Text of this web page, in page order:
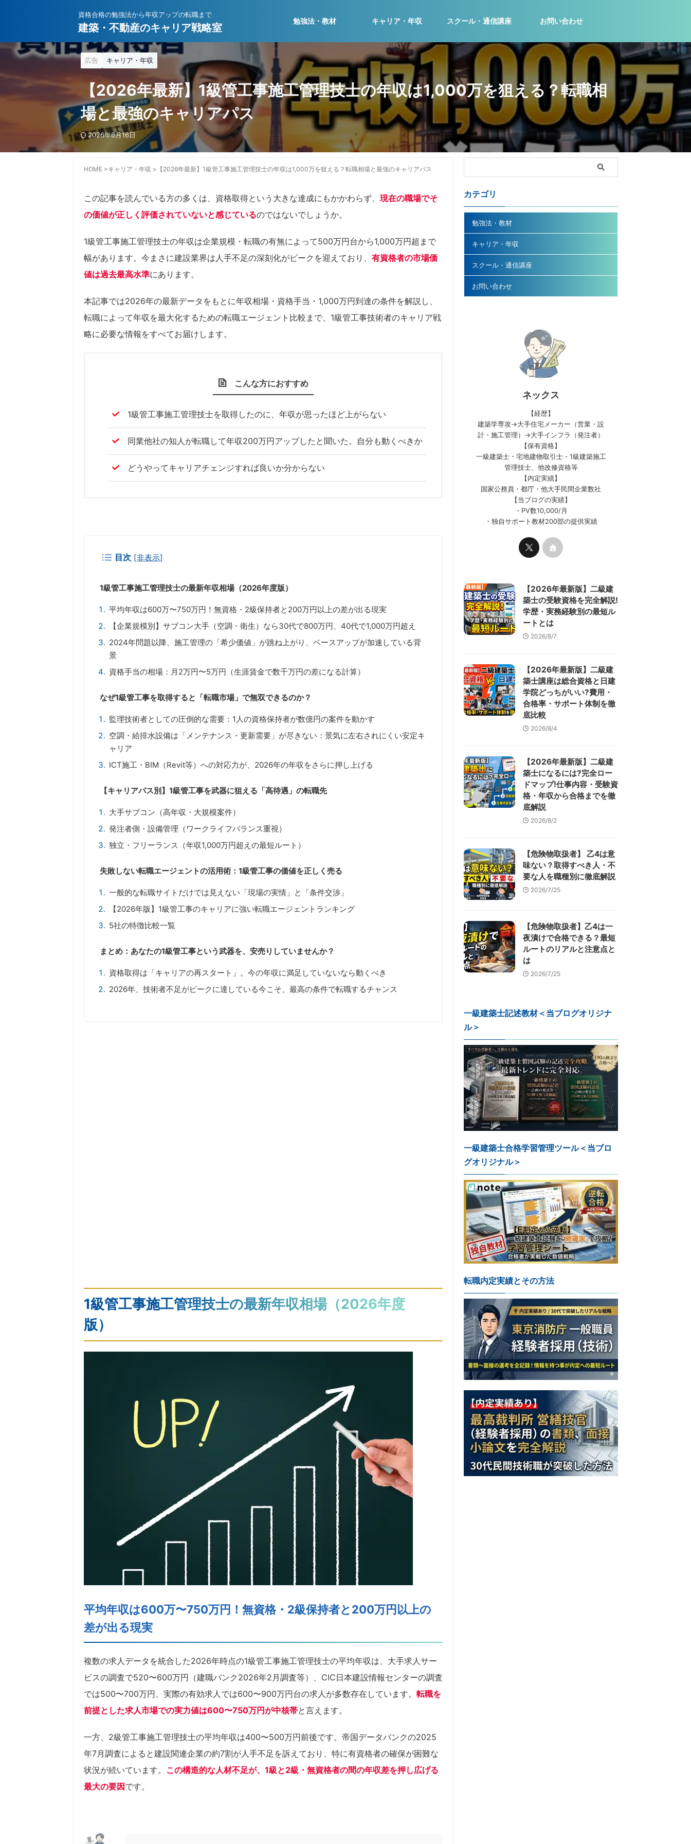
資格合格の勉強法から年収アップの転職まで
建築・不動産のキャリア戦略室
勉強法・教材 キャリア・年収 スクール・通信講座 お問い合わせ
広告 キャリア・年収
【2026年最新】1級管工事施工管理技士の年収は1,000万を狙える？転職相
場と最強のキャリアパス
2026年6月16日
HOME >キャリア・年収 > 【2026年最新】1級管工事施工管理技士の年収は1,000万を狙える？転職相場と最強のキャリアパス
この記事を読んでいる方の多くは、資格取得という大きな達成にもかかわらず、 現在の職場でそ
の価値が正しく評価されていないと感じているのではないでしょうか。
1級管工事施工管理技士の年収は企業規模・転職の有無によって500万円台から1,000万円超まで
幅があります。今まさに建設業界は人手不足の深刻化がピークを迎えており、 有資格者の市場価
値は過去最高水準にあります。
本記事では2026年の最新データをもとに年収相場・資格手当・1,000万円到達の条件を解説し、
転職によって年収を最大化するための転職エージェント比較まで、1級管工事技術者のキャリア戦
略に必要な情報をすべてお届けします。
こんな方におすすめ
1級管工事施工管理技士を取得したのに、年収が思ったほど上がらない
同業他社の知人が転職して年収200万円アップしたと聞いた。自分も動くべきか
どうやってキャリアチェンジすれば良いか分からない
目次 [非表示]
1級管工事施工管理技士の最新年収相場（2026年度版）
平均年収は600万〜750万円！無資格・2級保持者と200万円以上の差が出る現実
【企業規模別】サブコン大手（空調・衛生）なら30代で800万円、40代で1,000万円超え
2024年問題以降、施工管理の「希少価値」が跳ね上がり、ベースアップが加速している背
景
資格手当の相場：月2万円〜5万円（生涯賃金で数千万円の差になる計算）
なぜ1級管工事を取得すると「転職市場」で無双できるのか？
監理技術者としての圧倒的な需要：1人の資格保持者が数億円の案件を動かす
空調・給排水設備は「メンテナンス・更新需要」が尽きない：景気に左右されにくい安定キ
ャリア
ICT施工・BIM（Revit等）への対応力が、2026年の年収をさらに押し上げる
【キャリアパス別】1級管工事を武器に狙える「高待遇」の転職先
大手サブコン（高年収・大規模案件）
発注者側・設備管理（ワークライフバランス重視）
独立・フリーランス（年収1,000万円超えの最短ルート）
失敗しない転職エージェントの活用術：1級管工事の価値を正しく売る
一般的な転職サイトだけでは見えない「現場の実情」と「条件交渉」
【2026年版】1級管工事のキャリアに強い転職エージェントランキング
5社の特徴比較一覧
まとめ：あなたの1級管工事という武器を、安売りしていませんか？
資格取得は「キャリアの再スタート」。今の年収に満足していないなら動くべき
2026年、技術者不足がピークに達している今こそ、最高の条件で転職するチャンス
1級管工事施工管理技士の最新年収相場（2026年度
版）
平均年収は600万〜750万円！無資格・2級保持者と200万円以上の
差が出る現実
複数の求人データを統合した2026年時点の1級管工事施工管理技士の平均年収は、大手求人サー
ビスの調査で520〜600万円（建職バンク2026年2月調査等）、CIC日本建設情報センターの調査
では500〜700万円、実際の有効求人では600〜900万円台の求人が多数存在しています。 転職を
前提とした求人市場での実力値は600〜750万円が中核帯と言えます。
一方、2級管工事施工管理技士の平均年収は400〜500万円前後です。帝国データバンクの2025
年7月調査によると建設関連企業の約7割が人手不足を訴えており、特に有資格者の確保が困難な
状況が続いています。 この構造的な人材不足が、1級と2級・無資格者の間の年収差を押し広げる
最大の要因 です。
カテゴリ
勉強法・教材
キャリア・年収
スクール・通信講座
お問い合わせ
ネックス
【経歴】
建築学専攻→大手住宅メーカー（営業・設
計・施工管理）→大手インフラ（発注者）
【保有資格】
一級建築士・宅地建物取引士・1級建築施工
管理技士、他改修資格等
【内定実績】
国家公務員・都庁・他大手民間企業数社
【当ブログの実績】
・PV数10,000/月
・独自サポート教材200部の提供実績
【2026年最新版】二級建
築士の受験資格を完全解説!
学歴・実務経験別の最短ル
ートとは
2026/8/7
【2026年最新版】二級建
築士講座は総合資格と日建
学院どっちがいい?費用・
合格率・サポート体制を徹
底比較
2026/8/4
【2026年最新版】二級建
築士になるには?完全ロー
ドマップ!仕事内容・受験資
格・年収から合格までを徹
底解説
2026/8/2
【危険物取扱者】 乙4は意
味ない？取得すべき人・不
要な人を職種別に徹底解説
2026/7/25
【危険物取扱者】乙4は一
夜漬けで合格できる？最短
ルートのリアルと注意点と
は
2026/7/25
一級建築士記述教材＜当ブログオリジナ
ル＞
一級建築士合格学習管理ツール＜当ブロ
グオリジナル＞
転職内定実績とその方法